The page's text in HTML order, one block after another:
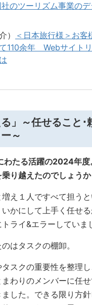
のツーリズム事業の
）
＜日本旅行様＞お客
110余年 Webサイト
る」～任せること･
～
たる活躍の2024年度
り越えたのでしょうか
え１人ですべて担う
かにして上手く任せ
ライ&エラーしていま
はタスクの棚卸。
スクの重要性を整理
わりのメンバーに任
した。できる限り方